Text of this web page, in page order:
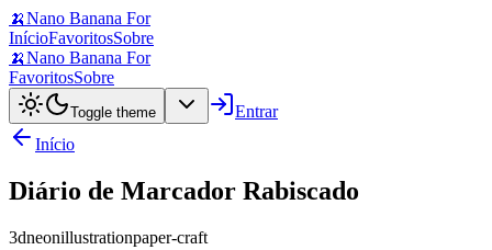
🍌Nano Banana For
InícioFavoritosSobre
🍌Nano Banana For
FavoritosSobre
Toggle theme
Entrar
Início
Diário de Marcador Rabiscado
3dneonillustrationpaper-craft